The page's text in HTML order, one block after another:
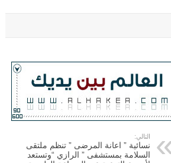
التالي:
نسائية ” اعانة المرضى ” تنظم ملتقى
السلامة بمستشفى ” الرازي “وتستعد